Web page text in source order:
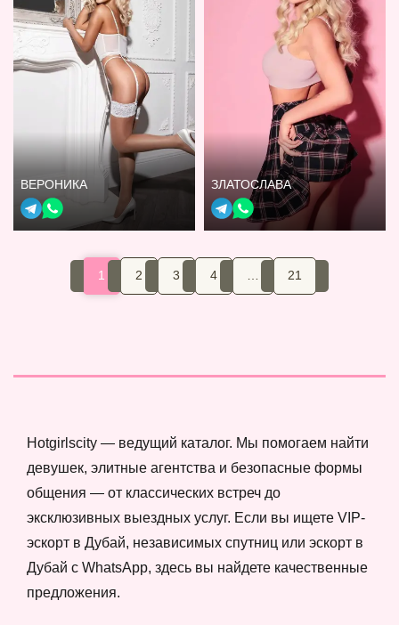
ВЕРОНИКА ЗЛАТОСЛАВА
1 2 3 4 21
Hotgirlscity — ведущий каталог. Мы помогаем найти
девушек, элитные агентства и безопасные формы
общения — от классических встреч до
эксклюзивных выездных услуг. Если вы ищете VIP-
эскорт в Дубай, независимых спутниц или эскорт в
Дубай с WhatsApp, здесь вы найдете качественные
предложения.